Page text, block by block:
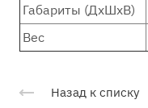
Габариты (ДхШхВ)
Вес
Назад к списку